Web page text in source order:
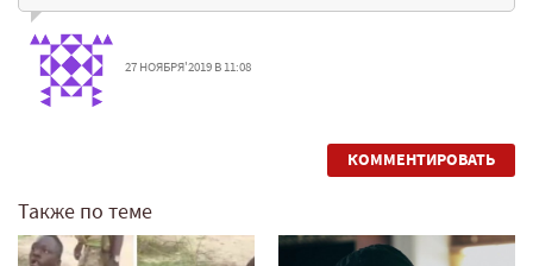
27 НОЯБРЯ'2019 В 11:08
КОММЕНТИРОВАТЬ
Также по теме